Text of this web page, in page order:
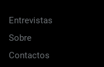
Entrevistas
Sobre
Contactos